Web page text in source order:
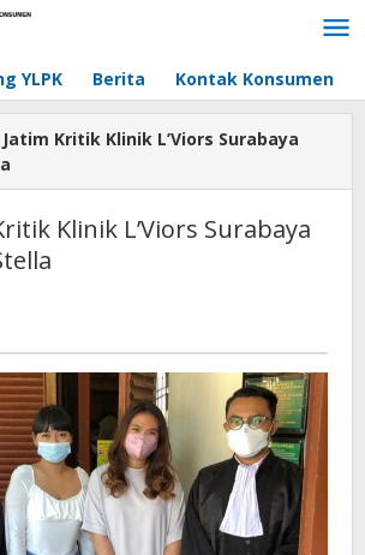
YLPK Berita Kontak Konsumen
Jatim Kritik Klinik L’Viors Surabaya
Klinik L’Viors Surabaya